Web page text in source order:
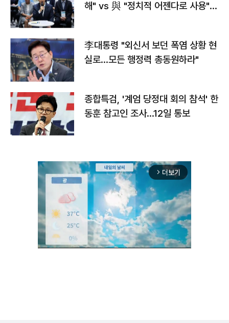
해" vs 與 "정치적 어젠다로 사용"
李대통령 "외신서 보던 폭염 상황 현
실로…모든 행정력 총동원하라"
종합특검, '계엄 당정대 회의 참석' 한
동훈 참고인 조사...12일 통보
arrow_forward_ios 더보기